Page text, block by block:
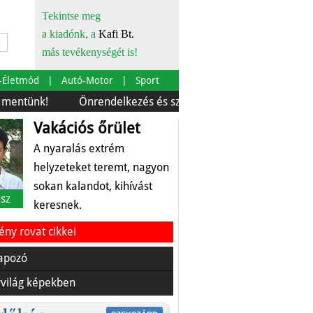
Tekintse meg
a kiadónk, a Kafi Bt.
más tevékenységét is!
Életmód Autó-Motor Sport
Önrendelkezés és szürkebarát
Vakációs őrület
A nyaralás extrém
helyzeteket teremt, nagyon
sokan kalandot, kihívást
keresnek.
rovat cikkei
képekben